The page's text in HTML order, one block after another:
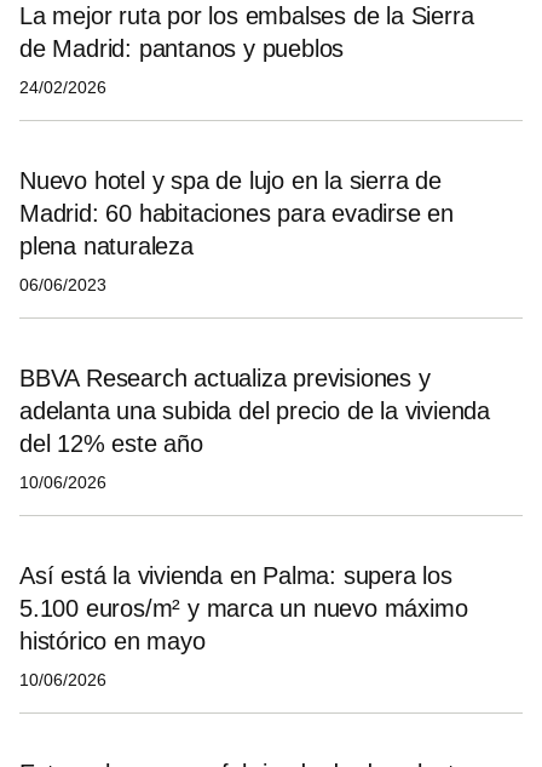
La mejor ruta por los embalses de la Sierra
de Madrid: pantanos y pueblos
24/02/2026
Nuevo hotel y spa de lujo en la sierra de
Madrid: 60 habitaciones para evadirse en
plena naturaleza
06/06/2023
BBVA Research actualiza previsiones y
adelanta una subida del precio de la vivienda
del 12% este año
10/06/2026
Así está la vivienda en Palma: supera los
5.100 euros/m² y marca un nuevo máximo
histórico en mayo
10/06/2026